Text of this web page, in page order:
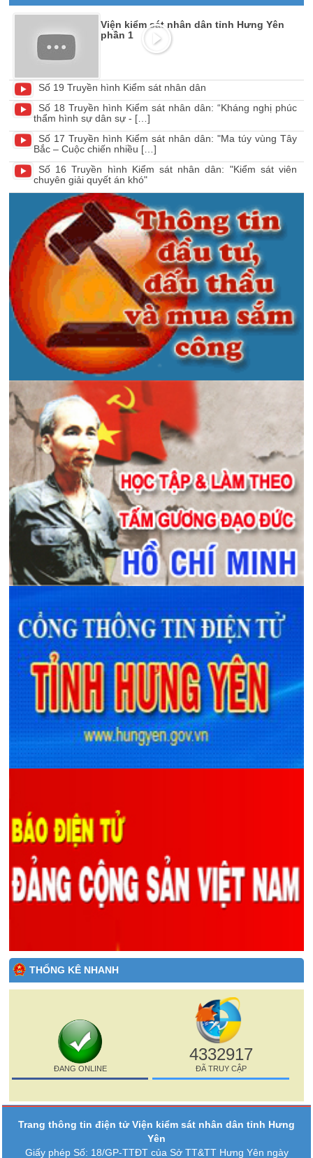
Viện kiểm sát nhân dân tỉnh Hưng Yên
phần 1
Số 19 Truyền hình Kiểm sát nhân dân
Số 18 Truyền hình Kiểm sát nhân dân: “Kháng nghị phúc
thẩm hình sự dân sự - […]
Số 17 Truyền hình Kiểm sát nhân dân: "Ma túy vùng Tây
Bắc – Cuộc chiến nhiều […]
Số 16 Truyền hình Kiểm sát nhân dân: "Kiểm sát viên
chuyên giải quyết án khó"
THỐNG KÊ NHANH
ĐANG ONLINE
4332917
ĐÃ TRUY CẬP
Trang thông tin điện tử Viện kiểm sát nhân dân tỉnh Hưng
Yên
Giấy phép Số: 18/GP-TTĐT của Sở TT&TT Hưng Yên ngày